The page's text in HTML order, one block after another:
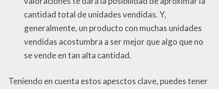
cantidad total de unidades vendidas. Y,
generalmente, un producto con muchas unidades
vendidas acostumbra a ser mejor que algo que no
se vende en tan alta cantidad.
Teniendo en cuenta estos apesctos clave, puedes tener